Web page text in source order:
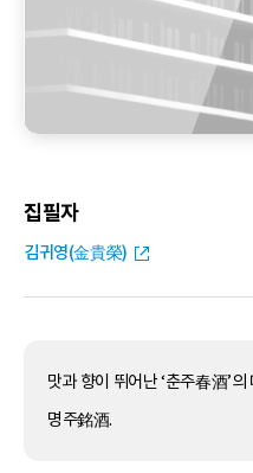
집필자
김귀영(金貴榮)
맛과 향이 뛰어난 ‘춘주春酒’
명주銘酒.